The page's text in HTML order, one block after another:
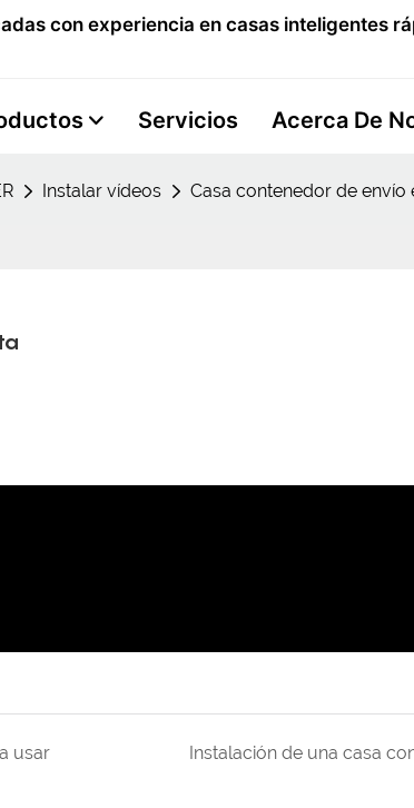
con experiencia en casas inteligentes
Servicios Acerca De
Instalar vídeos Casa contenedor de envío
usar Instalación de una casa